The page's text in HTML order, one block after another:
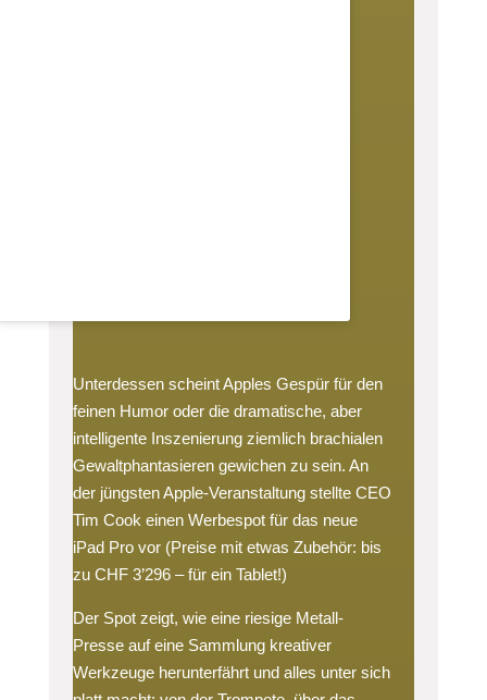
Unterdessen scheint Apples Gespür für den
feinen Humor oder die dramatische, aber
intelligente Inszenierung ziemlich brachialen
Gewaltphantasieren gewichen zu sein. An
der jüngsten Apple-Veranstaltung stellte CEO
Tim Cook einen Werbespot für das neue
iPad Pro vor (Preise mit etwas Zubehör: bis
zu CHF 3’296 – für ein Tablet!)
Der Spot zeigt, wie eine riesige Metall-
Presse auf eine Sammlung kreativer
Werkzeuge herunterfährt und alles unter sich